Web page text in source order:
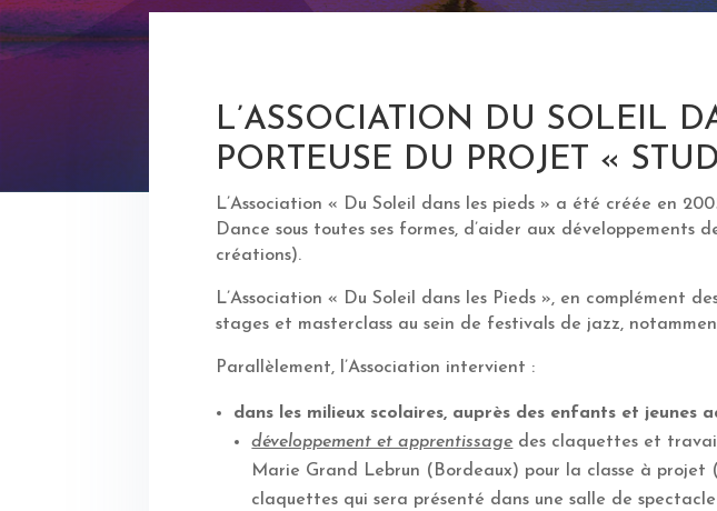
L’ASSOCIATION DU SOLEIL
PORTEUSE DU PROJET «
L’Association « Du Soleil dans les pieds » a été créée en
Dance sous toutes ses formes, d’aider aux
créations).
L’Association « Du Soleil dans les Pieds », en complément
stages et masterclass au sein de festivals de jazz,
Parallèlement, l’Association intervient :
dans les milieux scolaires, auprès des enfants et jeunes
développement et apprentissage des claquettes et
Marie Grand Lebrun (Bordeaux) pour la classe à projet
claquettes qui sera présenté dans une salle de